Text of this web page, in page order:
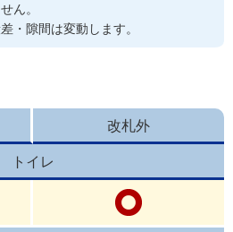
ん。
・隙間は変動します。
改札外
トイレ